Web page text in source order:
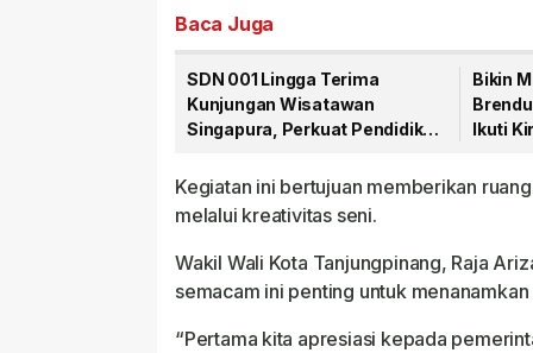
Baca Juga
SDN 001 Lingga Terima
Kunjungan Wisatawan
Singapura, Perkuat Pendidikan
Bikin
Ikuti
Kegiatan ini bertujuan memberikan
melalui kreativitas seni.
Wakil Wali Kota Tanjungpinang, Raja
semacam ini penting untuk
“Pertama kita apresiasi kepada